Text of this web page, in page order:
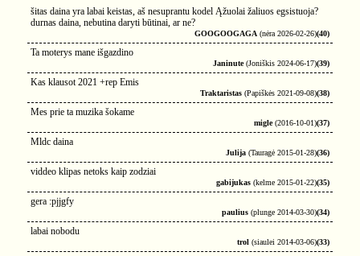
šitas daina yra labai keistas, aš nesuprantu kodel Ąžuolai žaliuos egsistuoja?
durnas daina, nebutina daryti būtinai, ar ne?
GOOGOOGAGA (nėra 2026-02-26)(40)
Ta moterys mane išgazdino
Janinute(Joniškis 2024-06-17)(39)
Kas klausot 2021 +rep Emis
Traktaristas (Papiškės 2021-09-08)(38)
Mes prie ta muzika šokame
migle(2016-10-01)(37)
Mldc daina
Julija (Tauragė 2015-01-28)(36)
viddeo klipas netoks kaip zodziai
gabijukas (kelme 2015-01-22)(35)
gera :pjjgfy
paulius (plunge 2014-03-30)(34)
labai nobodu
trol (siaulei 2014-03-06)(33)